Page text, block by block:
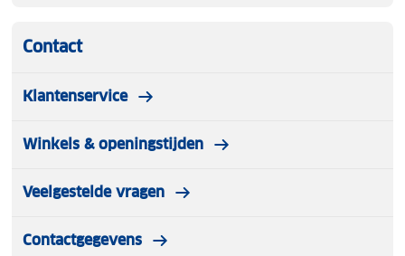
Contact
Klantenservice
Winkels & openingstijden
Veelgestelde vragen
Contactgegevens